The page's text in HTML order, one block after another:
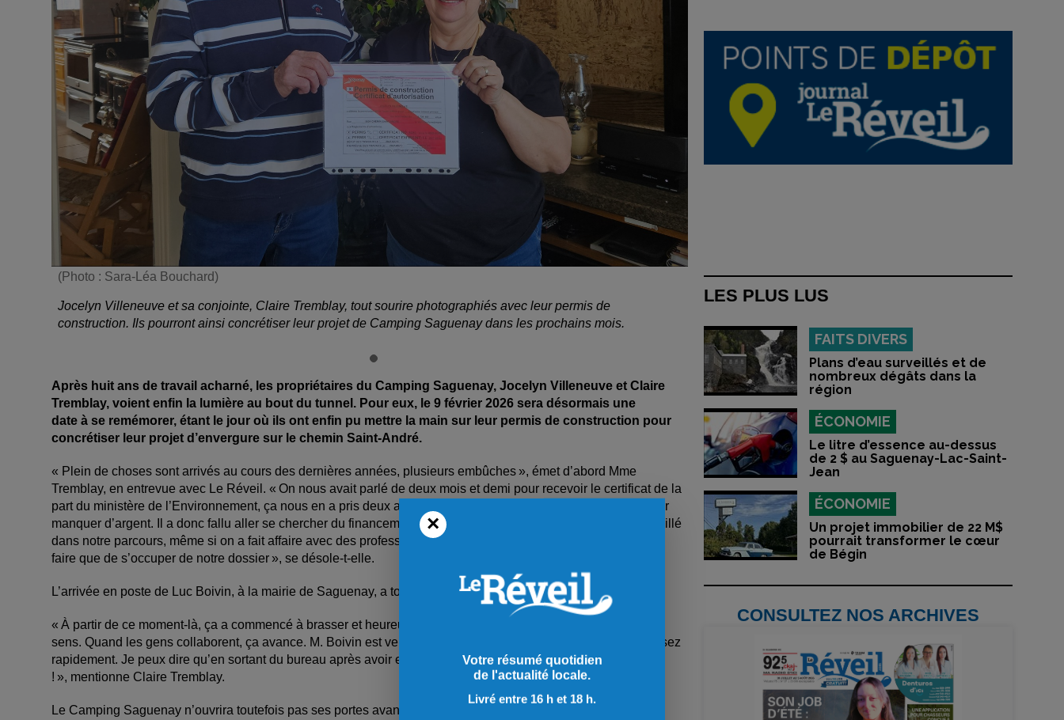
(Photo : Sara-Léa Bouchard)
Jocelyn Villeneuve et sa conjointe, Claire Tremblay, tout sourire photographiés avec leur permis de
construction. Ils pourront ainsi concrétiser leur projet de Camping Saguenay dans les prochains mois.
Après huit ans de travail acharné, les propriétaires du Camping Saguenay, Jocelyn Villeneuve et Claire
Tremblay, voient enfin la lumière au bout du tunnel. Pour eux, le 9 février 2026 sera désormais une
date à se remémorer, étant le jour où ils ont enfin pu mettre la main sur leur permis de construction pour
concrétiser leur projet d’envergure sur le chemin Saint-André.
« Plein de choses sont arrivés au cours des dernières années, plusieurs embûches », émet d’abord Mme
Tremblay, en entrevue avec Le Réveil. « On nous avait parlé de deux mois et demi pour recevoir le certificat de la
part du ministère de l’Environnement, ça nous en a pris deux ans et demi. À force d’étirer la sauce, on a fini par
manquer d’argent. Il a donc fallu aller se chercher du financement. Ensuite, on n’a pas toujours été bien conseillé
dans notre parcours, même si on a fait affaire avec des professionnels. Et certains politiciens avaient mieux à
faire que de s’occuper de notre dossier », se désole-t-elle.
L’arrivée en poste de Luc Boivin, à la mairie de Saguenay, a toutefois changé la donne pour eux.
« À partir de ce moment-là, ça a commencé à brasser et heureusement, tout le monde tirait dans le même
sens. Quand les gens collaborent, ça avance. M. Boivin est venu nous voir et est intervenu dans le dossier assez
rapidement. Je peux dire qu’en sortant du bureau après avoir enfin reçu notre permis, on était fou raide
! », mentionne Claire Tremblay.
Le Camping Saguenay n’ouvrira toutefois pas ses portes avant l’automne prochain, comme de nombreuses
LES PLUS LUS
FAITS DIVERS
Plans d’eau surveillés et de
nombreux dégâts dans la
région
ÉCONOMIE
Le litre d’essence au-dessus
de 2 $ au Saguenay-Lac-Saint-
Jean
ÉCONOMIE
Un projet immobilier de 22 M$
pourrait transformer le cœur
de Bégin
CONSULTEZ NOS ARCHIVES
×
Votre résumé quotidien
de l'actualité locale.
Livré entre 16 h et 18 h.